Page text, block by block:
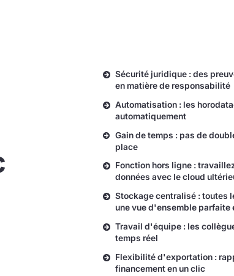
Sécurité juridique : des
en matière de responsabilité
Automatisation : les
automatiquement
Gain de temps : pas de
place
Fonction hors ligne :
données avec le cloud
Stockage centralisé : toutes
une vue d'ensemble parfaite
Travail d'équipe : les
temps réel
Flexibilité d'exportation :
financement en un clic